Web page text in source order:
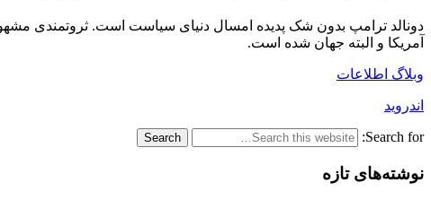
دونالد ترامپ بدون شک پدیده امسال دنیای سیاست است. ثروتمندی
آمریکا و البته جهان شده است.
وبلاگ اطلاعات
اندروید
Search for:
نوشته‌های تازه